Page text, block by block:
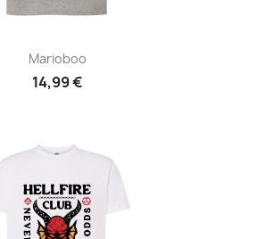
Marioboo
14,99 €